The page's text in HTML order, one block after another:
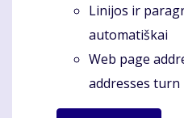
Linijos ir
automatiškai
Web page
addresses